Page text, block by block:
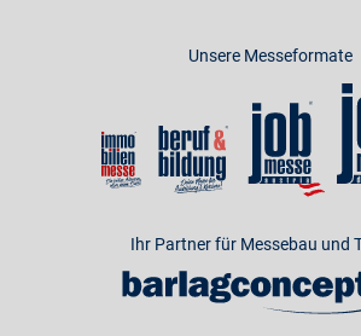
Unsere Messeformate
Ihr Partner für Messebau und